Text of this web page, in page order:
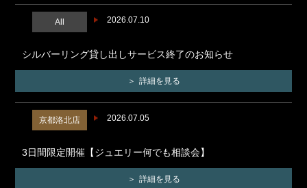
2026.07.10
All
シルバーリング貸し出しサービス終了のお知らせ
詳細を見る
2026.07.05
京都洛北店
3日間限定開催【ジュエリー何でも相談会】
詳細を見る